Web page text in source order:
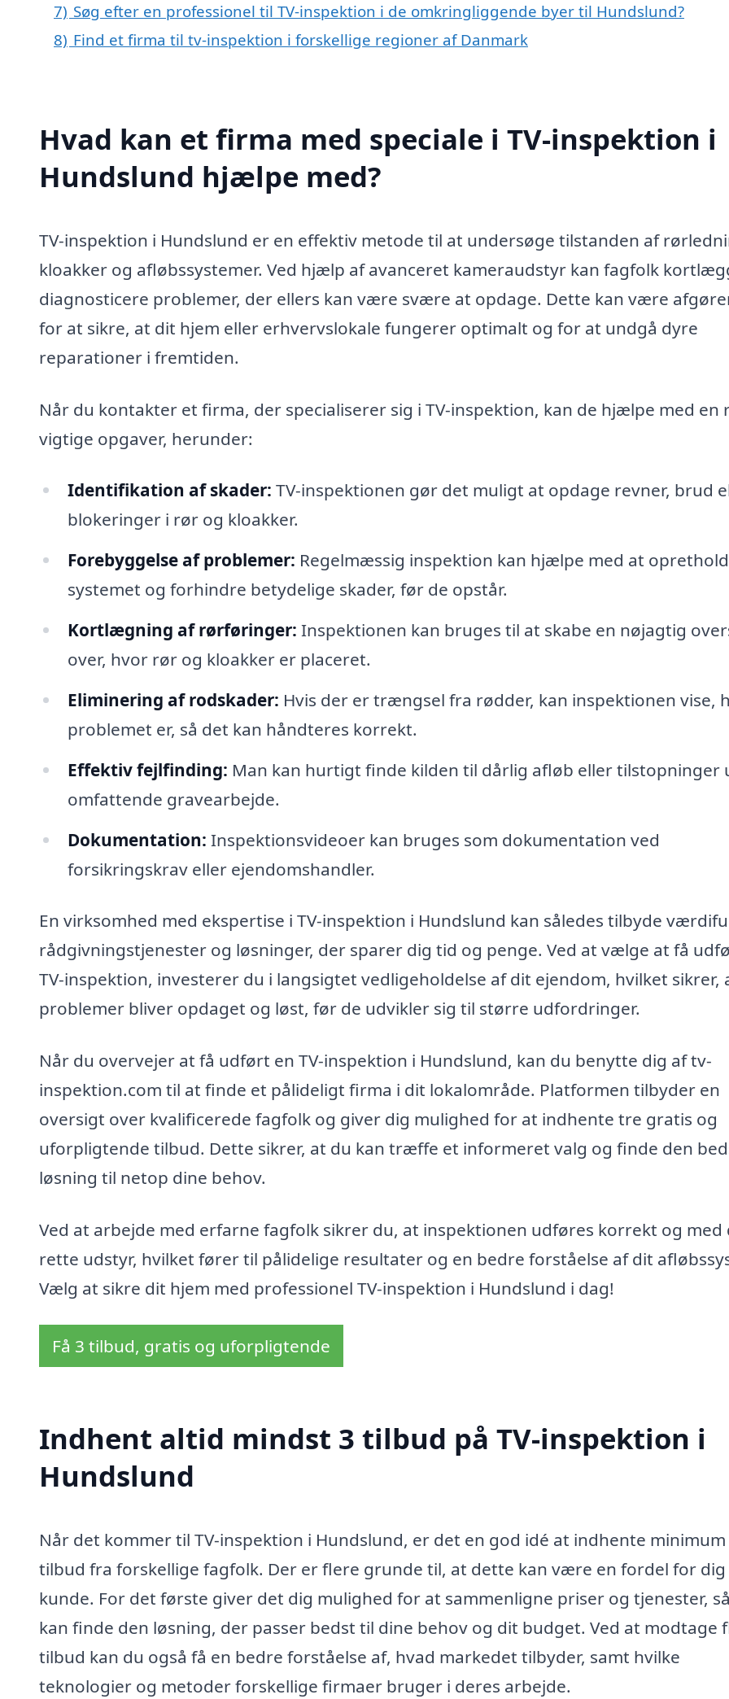
7) Søg efter en professionel til TV-inspektion i de omkringliggende byer til Hundslund?
8) Find et firma til tv-inspektion i forskellige regioner af Danmark
Hvad kan et firma med speciale i TV-inspektion i
Hundslund hjælpe med?
TV-inspektion i Hundslund er en effektiv metode til at undersøge tilstanden af
kloakker og afløbssystemer. Ved hjælp af avanceret kameraudstyr kan fagfolk
diagnosticere problemer, der ellers kan være svære at opdage. Dette kan være
for at sikre, at dit hjem eller erhvervslokale fungerer optimalt og for at undgå dyre
reparationer i fremtiden.
Når du kontakter et firma, der specialiserer sig i TV-inspektion, kan de hjælpe med en
vigtige opgaver, herunder:
Identifikation af skader: TV-inspektionen gør det muligt at opdage revner, brud
blokeringer i rør og kloakker.
Forebyggelse af problemer: Regelmæssig inspektion kan hjælpe med at
systemet og forhindre betydelige skader, før de opstår.
Kortlægning af rørføringer: Inspektionen kan bruges til at skabe en nøjagtig
over, hvor rør og kloakker er placeret.
Eliminering af rodskader: Hvis der er trængsel fra rødder, kan inspektionen vise,
problemet er, så det kan håndteres korrekt.
Effektiv fejlfinding: Man kan hurtigt finde kilden til dårlig afløb eller tilstopninger
omfattende gravearbejde.
Dokumentation: Inspektionsvideoer kan bruges som dokumentation ved
forsikringskrav eller ejendomshandler.
En virksomhed med ekspertise i TV-inspektion i Hundslund kan således tilbyde
rådgivningstjenester og løsninger, der sparer dig tid og penge. Ved at vælge at få
TV-inspektion, investerer du i langsigtet vedligeholdelse af dit ejendom, hvilket sikrer,
problemer bliver opdaget og løst, før de udvikler sig til større udfordringer.
Når du overvejer at få udført en TV-inspektion i Hundslund, kan du benytte dig af tv-
inspektion.com til at finde et pålideligt firma i dit lokalområde. Platformen tilbyder en
oversigt over kvalificerede fagfolk og giver dig mulighed for at indhente tre gratis og
uforpligtende tilbud. Dette sikrer, at du kan træffe et informeret valg og finde den
løsning til netop dine behov.
Ved at arbejde med erfarne fagfolk sikrer du, at inspektionen udføres korrekt og med
rette udstyr, hvilket fører til pålidelige resultater og en bedre forståelse af dit
Vælg at sikre dit hjem med professionel TV-inspektion i Hundslund i dag!
Få 3 tilbud, gratis og uforpligtende
Indhent altid mindst 3 tilbud på TV-inspektion i
Hundslund
Når det kommer til TV-inspektion i Hundslund, er det en god idé at indhente
tilbud fra forskellige fagfolk. Der er flere grunde til, at dette kan være en fordel for dig
kunde. For det første giver det dig mulighed for at sammenligne priser og tjenester,
kan finde den løsning, der passer bedst til dine behov og dit budget. Ved at modtage
tilbud kan du også få en bedre forståelse af, hvad markedet tilbyder, samt hvilke
teknologier og metoder forskellige firmaer bruger i deres arbejde.